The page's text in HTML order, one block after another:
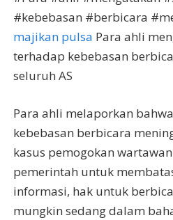
#kebebasan #berbicara
majikan pulsa Para ahli
terhadap kebebasan
seluruh AS
Para ahli melaporkan
kebebasan berbicara
kasus pemogokan
pemerintah untuk
informasi, hak untuk
mungkin sedang dalam